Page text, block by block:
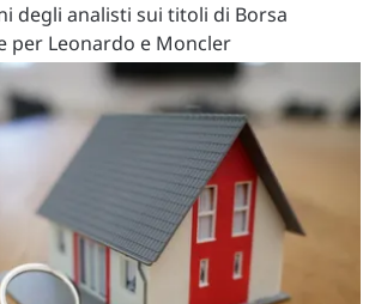
degli analisti sui titoli di Borsa
per Leonardo e Moncler